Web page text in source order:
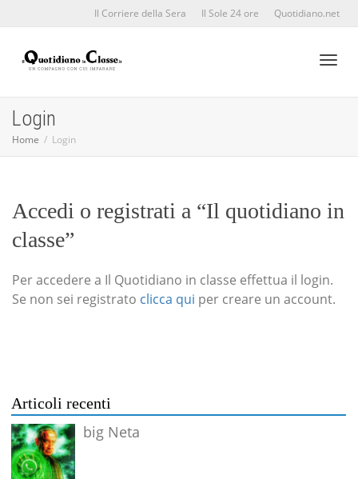
Il Corriere della Sera Il Sole 24 ore Quotidiano.net
Login
Home Login
Accedi o registrati a “Il quotidiano in
classe”
Per accedere a Il Quotidiano in classe effettua il login.
Se non sei registrato clicca qui per creare un account.
Articoli recenti
big Neta